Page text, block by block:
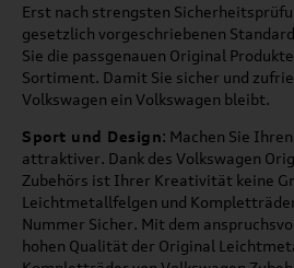
Erst nach strengsten
gesetzlich vorgeschriebenen
Sie die passgenauen Original
Sortiment. Damit Sie sicher und
Volkswagen ein Volkswagen bleibt.
Sport und Design: Machen Sie
attraktiver. Dank des Volkswagen
Zubehörs ist Ihrer Kreativität keine
Leichtmetallfelgen und
Nummer Sicher. Mit dem
hohen Qualität der Original